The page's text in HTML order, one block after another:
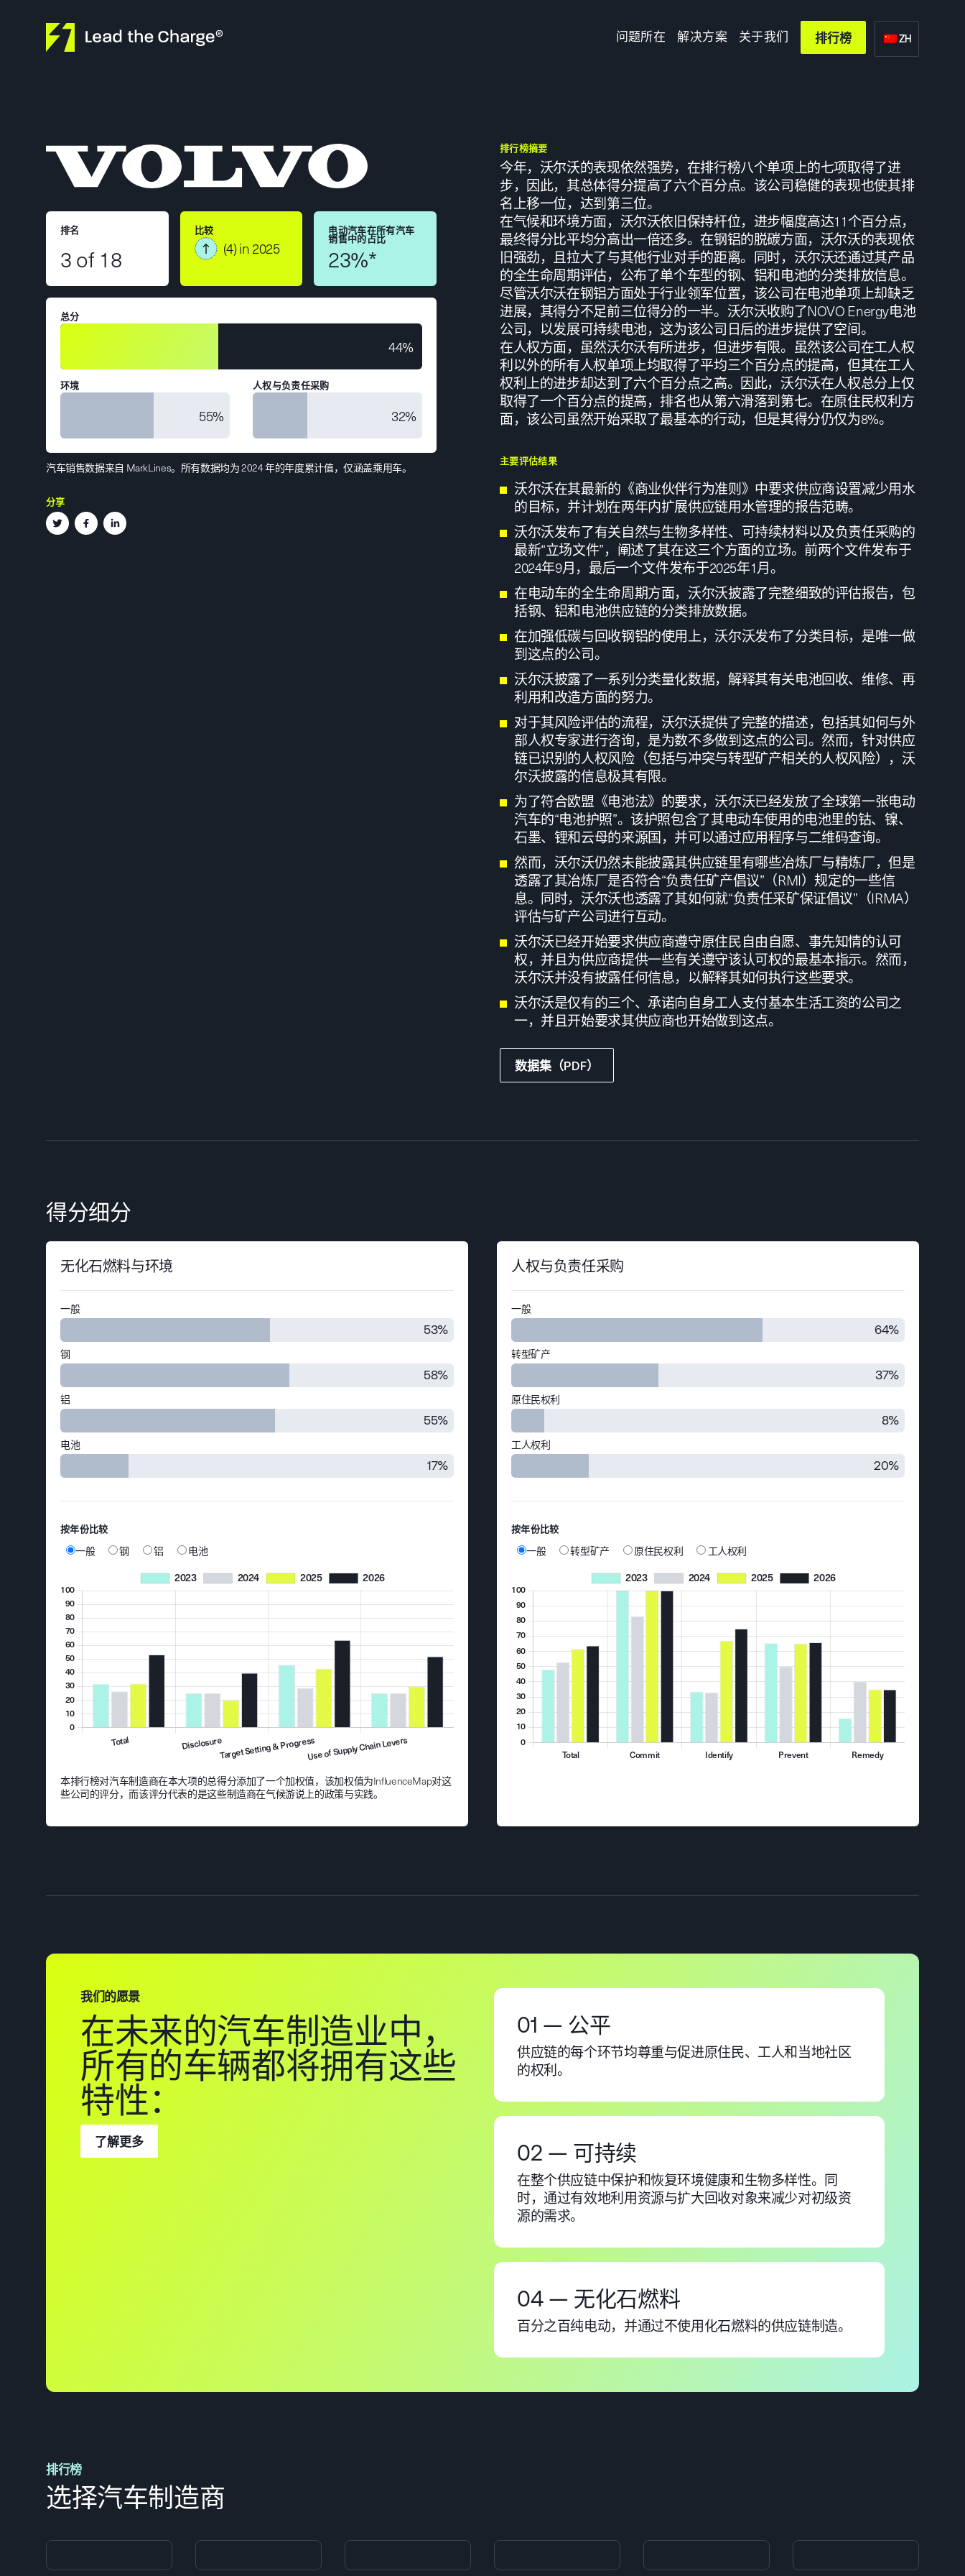
问题所在 解决方案 关于我们 排行榜 ZH
排名
3 of 18
比较
(4) in 2025
电动汽车在所有汽车
销售中的占比
23%*
总分
44%
环境
55%
人权与负责任采购
32%
汽车销售数据来自 MarkLines。所有数据均为 2024 年的年度累计值，仅涵盖乘用车。
分享
排行榜摘要
今年，沃尔沃的表现依然强势，在排行榜八个单项上的七项取得了进
步，因此，其总体得分提高了六个百分点。该公司稳健的表现也使其排
名上移一位，达到第三位。
在气候和环境方面，沃尔沃依旧保持杆位，进步幅度高达11个百分点，
最终得分比平均分高出一倍还多。在钢铝的脱碳方面，沃尔沃的表现依
旧强劲，且拉大了与其他行业对手的距离。同时，沃尔沃还通过其产品
的全生命周期评估，公布了单个车型的钢、铝和电池的分类排放信息。
尽管沃尔沃在钢铝方面处于行业领军位置，该公司在电池单项上却缺乏
进展，其得分不足前三位得分的一半。沃尔沃收购了NOVO Energy电池
公司，以发展可持续电池，这为该公司日后的进步提供了空间。
在人权方面，虽然沃尔沃有所进步，但进步有限。虽然该公司在工人权
利以外的所有人权单项上均取得了平均三个百分点的提高，但其在工人
权利上的进步却达到了六个百分点之高。因此，沃尔沃在人权总分上仅
取得了一个百分点的提高，排名也从第六滑落到第七。在原住民权利方
面，该公司虽然开始采取了最基本的行动，但是其得分仍仅为8%。
主要评估结果
沃尔沃在其最新的《商业伙伴行为准则》中要求供应商设置减少用水
的目标，并计划在两年内扩展供应链用水管理的报告范畴。
沃尔沃发布了有关自然与生物多样性、可持续材料以及负责任采购的
最新“立场文件”，阐述了其在这三个方面的立场。前两个文件发布于
2024年9月，最后一个文件发布于2025年1月。
在电动车的全生命周期方面，沃尔沃披露了完整细致的评估报告，包
括钢、铝和电池供应链的分类排放数据。
在加强低碳与回收钢铝的使用上，沃尔沃发布了分类目标，是唯一做
到这点的公司。
沃尔沃披露了一系列分类量化数据，解释其有关电池回收、维修、再
利用和改造方面的努力。
对于其风险评估的流程，沃尔沃提供了完整的描述，包括其如何与外
部人权专家进行咨询，是为数不多做到这点的公司。然而，针对供应
链已识别的人权风险（包括与冲突与转型矿产相关的人权风险），沃
尔沃披露的信息极其有限。
为了符合欧盟《电池法》的要求，沃尔沃已经发放了全球第一张电动
汽车的“电池护照”。该护照包含了其电动车使用的电池里的钴、镍、
石墨、锂和云母的来源国，并可以通过应用程序与二维码查询。
然而，沃尔沃仍然未能披露其供应链里有哪些冶炼厂与精炼厂，但是
透露了其冶炼厂是否符合“负责任矿产倡议”（RMI）规定的一些信
息。同时，沃尔沃也透露了其如何就“负责任采矿保证倡议”（IRMA）
评估与矿产公司进行互动。
沃尔沃已经开始要求供应商遵守原住民自由自愿、事先知情的认可
权，并且为供应商提供一些有关遵守该认可权的最基本指示。然而，
沃尔沃并没有披露任何信息，以解释其如何执行这些要求。
沃尔沃是仅有的三个、承诺向自身工人支付基本生活工资的公司之
一，并且开始要求其供应商也开始做到这点。
数据集（PDF）
得分细分
无化石燃料与环境
一般
53%
钢
58%
铝
55%
电池
17%
按年份比较
一般
钢 铝 电池
本排行榜对汽车制造商在本大项的总得分添加了一个加权值，该加权值为InfluenceMap对这
些公司的评分，而该评分代表的是这些制造商在气候游说上的政策与实践。
人权与负责任采购
一般
64%
转型矿产
37%
原住民权利
8%
工人权利
20%
按年份比较
一般
转型矿产 原住民权利 工人权利
我们的愿景
在未来的汽车制造业中，
所有的车辆都将拥有这些
特性：
了解更多
01 — 公平
供应链的每个环节均尊重与促进原住民、工人和当地社区
的权利。
02 — 可持续
在整个供应链中保护和恢复环境健康和生物多样性。同
时，通过有效地利用资源与扩大回收对象来减少对初级资
源的需求。
04 — 无化石燃料
百分之百纯电动，并通过不使用化石燃料的供应链制造。
排行榜
选择汽车制造商